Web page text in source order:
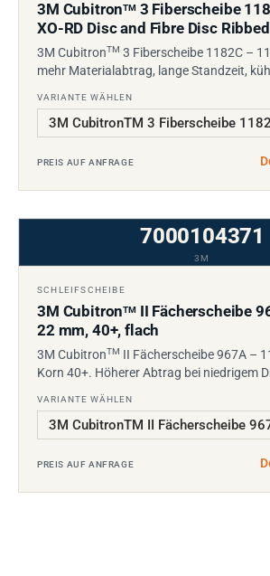
3M CubitronTM3 Fiberscheibe
XO-RD Disc and Fibre Disc
3M CubitronTM 3 Fiberscheibe 1182C –
mehr Materialabtrag, lange Standzeit,
VARIANTE WÄHLEN
PREIS AUF ANFRAGE
7000104371
3M
SCHLEIFSCHEIBE
3M CubitronTMII Fächerscheibe
22 mm, 40+, flach
3M CubitronTM II Fächerscheibe 967A –
Korn 40+. Höherer Abtrag bei niedrigem
VARIANTE WÄHLEN
PREIS AUF ANFRAGE